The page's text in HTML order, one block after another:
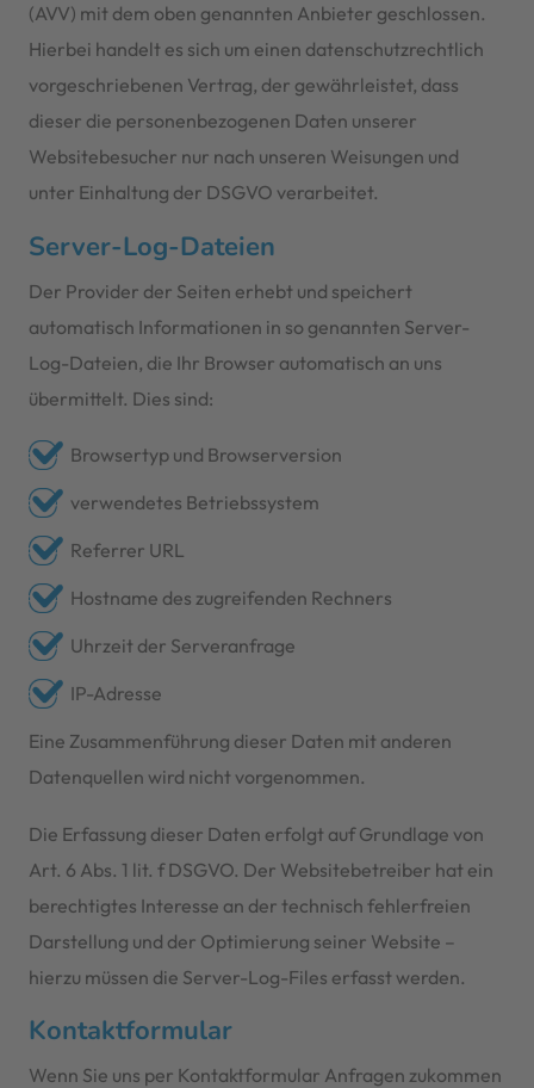
(AVV) mit dem oben genannten Anbieter geschlossen.
Hierbei handelt es sich um einen datenschutzrechtlich
vorgeschriebenen Vertrag, der gewährleistet, dass
dieser die personenbezogenen Daten unserer
Websitebesucher nur nach unseren Weisungen und
unter Einhaltung der DSGVO verarbeitet.
Server-Log-Dateien
Der Provider der Seiten erhebt und speichert
automatisch Informationen in so genannten Server-
Log-Dateien, die Ihr Browser automatisch an uns
übermittelt. Dies sind:
Browsertyp und Browserversion
verwendetes Betriebssystem
Referrer URL
Hostname des zugreifenden Rechners
Uhrzeit der Serveranfrage
IP-Adresse
Eine Zusammenführung dieser Daten mit anderen
Datenquellen wird nicht vorgenommen.
Die Erfassung dieser Daten erfolgt auf Grundlage von
Art. 6 Abs. 1 lit. f DSGVO. Der Websitebetreiber hat ein
berechtigtes Interesse an der technisch fehlerfreien
Darstellung und der Optimierung seiner Website –
hierzu müssen die Server-Log-Files erfasst werden.
Kontaktformular
Wenn Sie uns per Kontaktformular Anfragen zukommen